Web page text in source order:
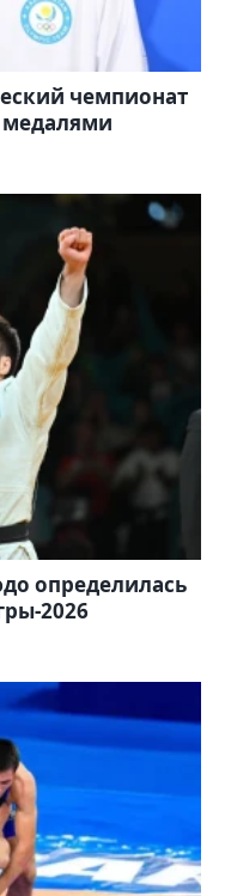
чемпионат
медалями
определилась
2026